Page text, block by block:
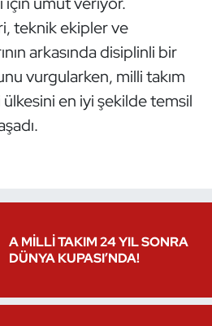
teknik ekipler ve
arkasında disiplinli bir
vurgularken, milli takım
en iyi şekilde temsil
A MİLLİ TAKIM 24 YIL SONRA
DÜNYA KUPASI’NDA!